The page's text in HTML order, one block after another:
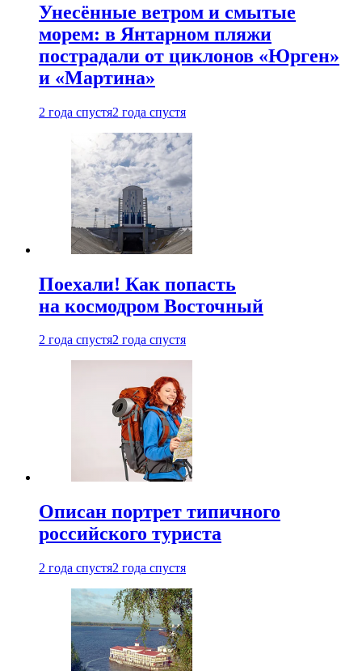
Унесённые ветром и смытые
морем: в Янтарном пляжи
пострадали от циклонов «Юрген»
и «Мартина»
2 года спустя2 года спустя
Поехали! Как попасть
на космодром Восточный
2 года спустя2 года спустя
Описан портрет типичного
российского туриста
2 года спустя2 года спустя